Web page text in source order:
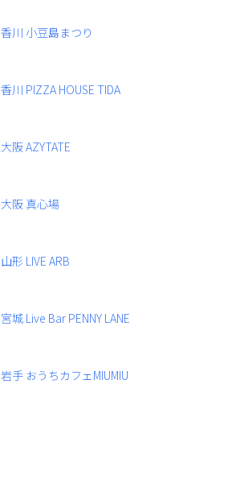
香川 小豆島まつり
香川 PIZZA HOUSE TIDA
大阪 AZYTATE
大阪 真心場
山形 LIVE ARB
宮城 Live Bar PENNY LANE
岩手 おうちカフェMIUMIU